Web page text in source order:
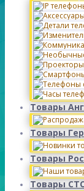
Товары
Товары
Товары
Товары